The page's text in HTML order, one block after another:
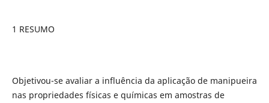
1 RESUMO
Objetivou-se avaliar a influência da aplicação de manipueira
nas propriedades físicas e químicas em amostras de